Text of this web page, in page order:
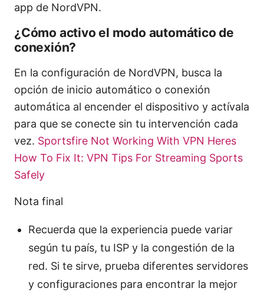
app de NordVPN.
¿Cómo activo el modo automático de
conexión?
En la configuración de NordVPN, busca la
opción de inicio automático o conexión
automática al encender el dispositivo y actívala
para que se conecte sin tu intervención cada
vez. Sportsfire Not Working With VPN Heres
How To Fix It: VPN Tips For Streaming Sports
Safely
Nota final
Recuerda que la experiencia puede variar
según tu país, tu ISP y la congestión de la
red. Si te sirve, prueba diferentes servidores
y configuraciones para encontrar la mejor